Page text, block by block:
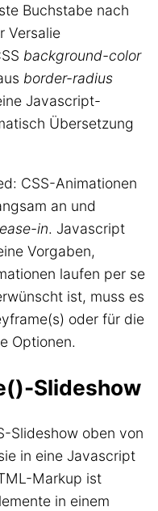
Buchstabe nach
Versalie
background-color
border-radius
Javascript-
Übersetzung
CSS-Animationen
an und
ease-in. Javascript
Vorgaben,
laufen per se
ist, muss es
oder für die
Optionen.
Slideshow
Slideshow oben von
in eine Javascript
Markup ist
in einem